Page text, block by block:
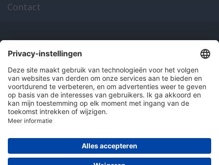
Contact
Onze producten
en diensten
Over Hitma
Algemene voorwaarden Disclaimer
Colofon
© 2026 Hitma B.V.